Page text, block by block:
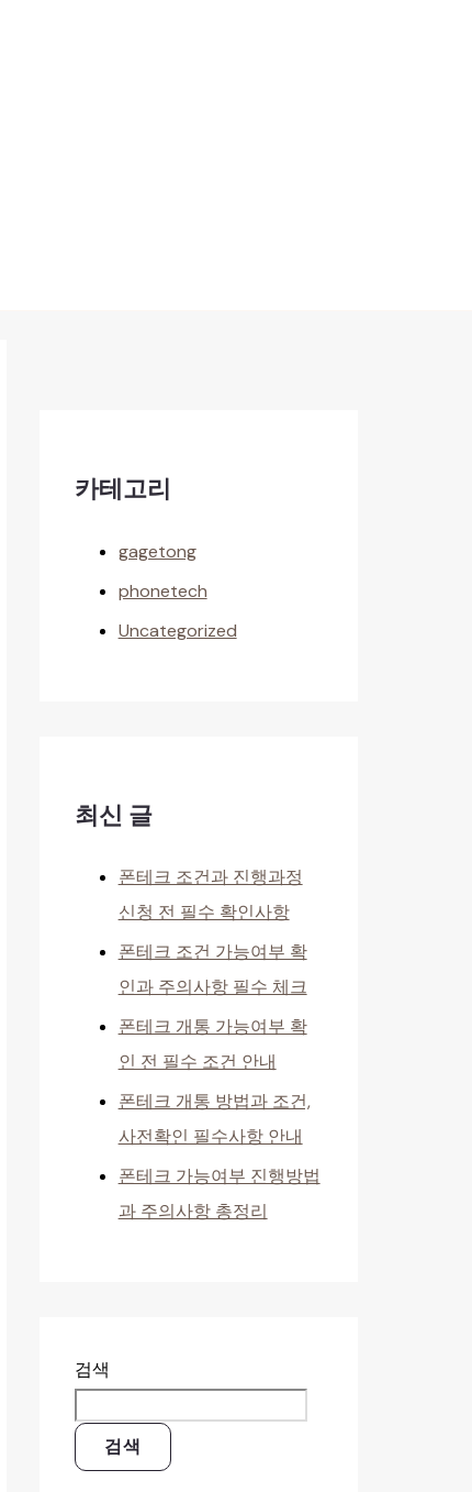
카테고리
gagetong
phonetech
Uncategorized
최신 글
폰테크 조건과 진행과정
신청 전 필수 확인사항
폰테크 조건 가능여부 확
인과 주의사항 필수 체크
폰테크 개통 가능여부 확
인 전 필수 조건 안내
폰테크 개통 방법과 조건,
사전확인 필수사항 안내
폰테크 가능여부 진행방법
과 주의사항 총정리
검색
검색